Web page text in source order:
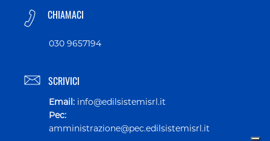
CHIAMACI
030 9657194
SCRIVICI
Email: info@edilsistemisrl.it
Pec:
amministrazione@pec.edilsistemisrl.it